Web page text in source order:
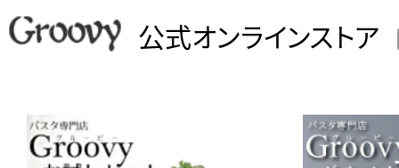
公式オンラインストア